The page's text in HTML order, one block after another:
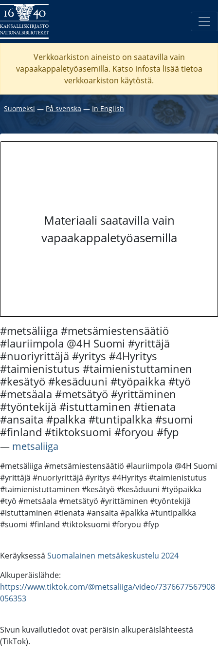
Verkkoarkiston aineisto on saatavilla vain
vapaakappaletyöasemilla. Katso infosta lisää tietoa
verkkoarkiston käytöstä.
Suomeksi ― På svenska ― In English
Materiaali saatavilla vain
vapaakappaletyöasemilla
#metsäliiga #metsämiestensäätiö
#lauriimpola @4H Suomi #yrittäjä
#nuoriyrittäjä #yritys #4Hyritys
#taimienistutus #taimienistuttaminen
#kesätyö #kesäduuni #työpaikka #työ
#metsäala #metsätyö #yrittäminen
#työntekijä #istuttaminen #tienata
#ansaita #palkka #tuntipalkka #suomi
#finland #tiktoksuomi #foryou #fyp
― metsaliiga
#metsäliiga #metsämiestensäätiö #lauriimpola @4H Suomi
#yrittäjä #nuoriyrittäjä #yritys #4Hyritys #taimienistutus
#taimienistuttaminen #kesätyö #kesäduuni #työpaikka
#työ #metsäala #metsätyö #yrittäminen #työntekijä
#istuttaminen #tienata #ansaita #palkka #tuntipalkka
#suomi #finland #tiktoksuomi #foryou #fyp
Keräyksessä Suomalainen metsäkeskustelu 2024
Alkuperäislähde:
https://www.tiktok.com/@metsaliiga/video/7376677567908
056353
Sivun kuvailutiedot ovat peräisin alkuperäislähteestä
(TikTok).